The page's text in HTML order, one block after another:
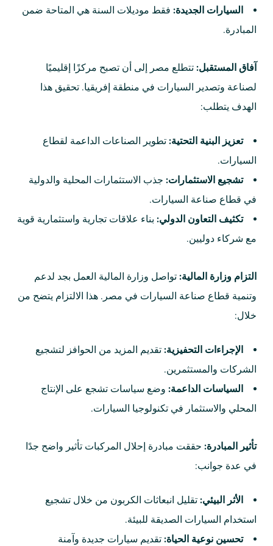
السيارات الجديدة:فقط موديلات السنة هي المتاحة ضمن
المبادرة.
آفاق المستقبل:تتطلع مصر إلى أن تصبح مركزًا إقليميًا
لصناعة وتصدير السيارات في منطقة إفريقيا. تحقيق هذا
الهدف يتطلب:
تعزيز البنية التحتية:تطوير الصناعات الداعمة لقطاع
السيارات.
تشجيع الاستثمارات:جذب الاستثمارات المحلية والدولية
في قطاع صناعة السيارات.
تكثيف التعاون الدولي:بناء علاقات تجارية واستثمارية قوية
مع شركاء دوليين.
التزام وزارة المالية:تواصل وزارة المالية العمل بجد لدعم
وتنمية قطاع صناعة السيارات في مصر. هذا الالتزام يتضح من
خلال:
الإجراءات التحفيزية:تقديم المزيد من الحوافز لتشجيع
الشركات والمستثمرين.
السياسات الداعمة:وضع سياسات تشجع على الإنتاج
المحلي والاستثمار في تكنولوجيا السيارات.
تأثير المبادرة:حققت مبادرة إحلال المركبات تأثير واضح جدًا
في عدة جوانب:
الأثر البيئي:تقليل انبعاثات الكربون من خلال تشجيع
استخدام السيارات الصديقة للبيئة.
تحسين نوعية الحياة:تقديم سيارات جديدة وآمنة